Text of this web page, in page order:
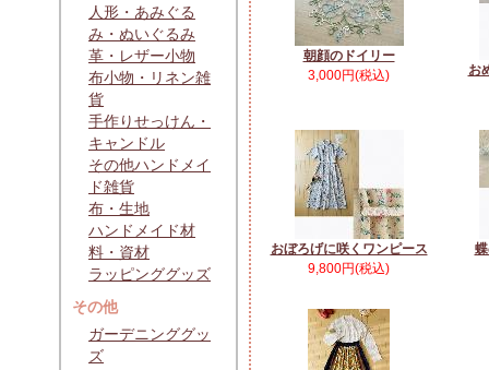
人形・あみぐる
み・ぬいぐるみ
革・レザー小物
布小物・リネン雑
貨
手作りせっけん・
キャンドル
その他ハンドメイ
ド雑貨
布・生地
ハンドメイド材
料・資材
ラッピンググッズ
その他
ガーデニンググッ
ズ
朝顔のドイリー
3,000円(税込)
お
おぼろげに咲くワンピース
9,800円(税込)